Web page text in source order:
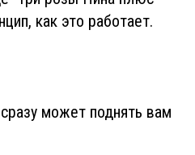
как это работает.
может поднять вам